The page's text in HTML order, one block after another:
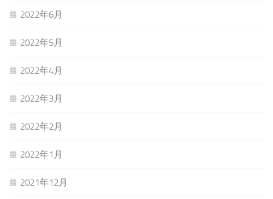
2022年6月
2022年5月
2022年4月
2022年3月
2022年2月
2022年1月
2021年12月